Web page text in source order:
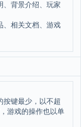
、背景介绍、玩家
、相关文档、游戏
按键最少，以不超
游戏的操作也以单